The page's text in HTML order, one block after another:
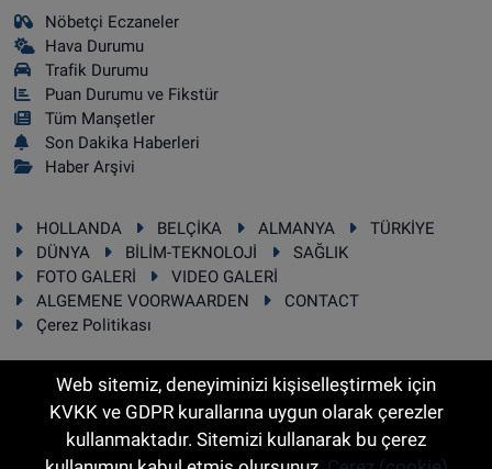
Nöbetçi Eczaneler
Hava Durumu
Trafik Durumu
Puan Durumu ve Fikstür
Tüm Manşetler
Son Dakika Haberleri
Haber Arşivi
HOLLANDA BELÇİKA ALMANYA
TÜRKİYE
DÜNYA
BİLİM-TEKNOLOJİ
SAĞLIK
FOTO GALERİ
VIDEO GALERİ
ALGEMENE VOORWAARDEN
CONTACT
Çerez Politikası
RSS Copyright © 2025 Sonhaber.eu Her hakkı saklıdır.
Web sitemiz, deneyiminizi kişiselleştirmek için
KVKK ve GDPR kurallarına uygun olarak çerezler
kullanmaktadır. Sitemizi kullanarak bu çerez